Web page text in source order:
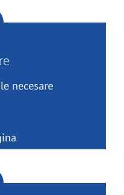
necesare